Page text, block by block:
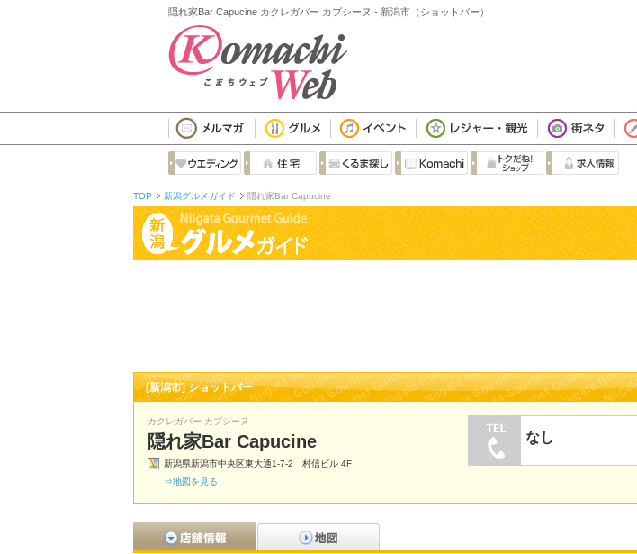
隠れ家Bar Capucine カクレガバー カプシーヌ - 新潟市（ショットバー）
TOP 新潟グルメガイド 隠れ家Bar Capucine
[新潟市] ショットバー
カクレガバー カプシーヌ
隠れ家Bar Capucine
新潟県新潟市中央区東大通1-7-2 村信ビル 4F
⇒地図を見る
なし